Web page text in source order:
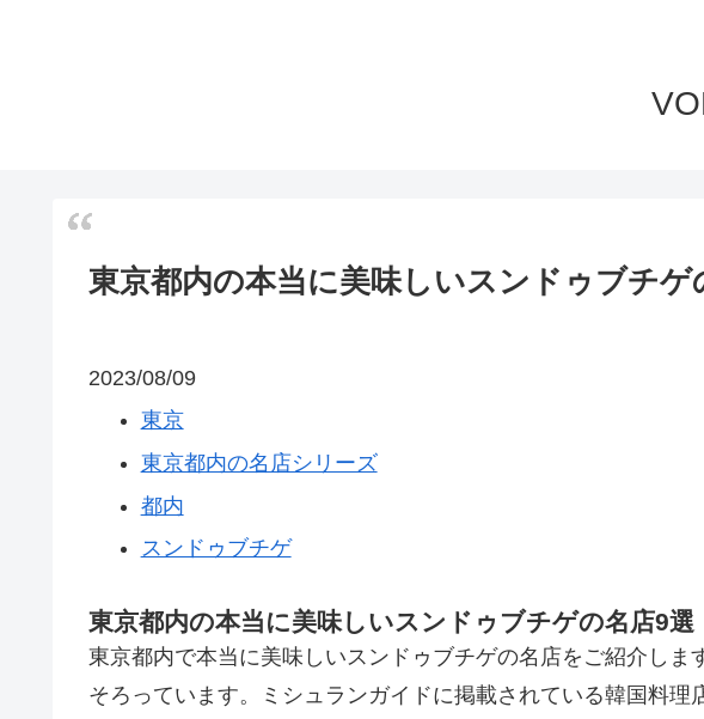
東京都内の本当に美味しいスンドゥブチゲ
2023/08/09
東京
東京都内の名店シリーズ
都内
スンドゥブチゲ
東京都内の本当に美味しいスンドゥブチゲの名店9選
東京都内で本当に美味しいスンドゥブチゲの名店をご紹介し
そろっています。ミシュランガイドに掲載されている韓国料